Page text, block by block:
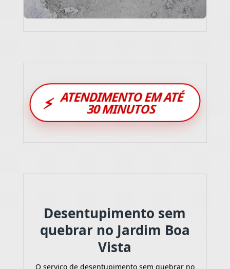
⚡ ATENDIMENTO EM ATÉ
30 MINUTOS
Desentupimento sem
quebrar no Jardim Boa
Vista
O serviço de desentupimento sem quebrar no